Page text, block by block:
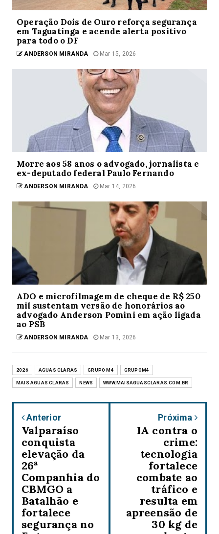
Operação Dois de Ouro reforça segurança
em Taguatinga e acende alerta positivo
para todo o DF
ANDERSON MIRANDA Mar 15, 2026
Morre aos 58 anos o advogado, jornalista e
ex-deputado federal Paulo Fernando
ANDERSON MIRANDA Mar 14, 2026
ADO e microfilmagem de cheque de R$ 250
mil sustentam versão de honorários ao
advogado Anderson Pomini em ação ligada
ao PSB
ANDERSON MIRANDA Mar 13, 2026
2026 ÁGUAS CLARAS GRUPO M4 GRUPOM4
MAIS AGUAS CLARAS NEWS WWW.MAISAGUASCLARAS.COM.BR
Anterior
Valparaíso
conquista
elevação da
26ª
Companhia do
CBMGO a
Batalhão e
fortalece
segurança no
Próxima
IA contra o
crime:
tecnologia
fortalece
combate ao
tráfico e
resulta em
apreensão de
30 kg de